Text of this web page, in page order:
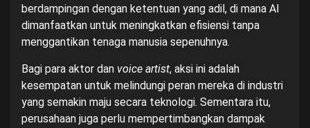
berdampingan dengan ketentuan yang adil, di mana AI
dimanfaatkan untuk meningkatkan efisiensi tanpa
menggantikan tenaga manusia sepenuhnya.
Bagi para aktor dan voice artist, aksi ini adalah
kesempatan untuk melindungi peran mereka di industri
yang semakin maju secara teknologi. Sementara itu,
perusahaan juga perlu mempertimbangkan dampak